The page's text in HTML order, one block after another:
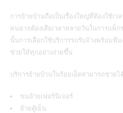
การย้ายบ้านถือเป็นเรื่องใหญ่ที่ต้องใช้เว
คนอาจต้องเสียเวลาหลายวันในการแพ็
นั้นการเลือกใช้บริการรถรับจ้างพร้อมที
ช่วยให้ทุกอย่างง่ายขึ้น
บริการย้ายบ้านในร้อยเอ็ดสามารถช่วยไ
ขนย้ายเฟอร์นิเจอร์
ย้ายตู้เย็น